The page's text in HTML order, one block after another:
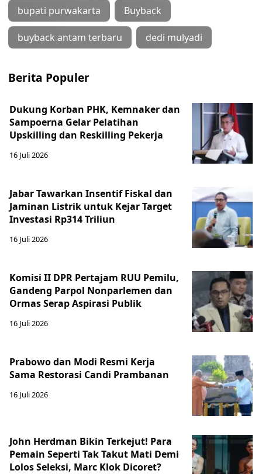
bupati purwakarta Buyback
buyback antam terbaru dedi mulyadi
Berita Populer
Dukung Korban PHK, Kemnaker dan
Sampoerna Gelar Pelatihan
Upskilling dan Reskilling Pekerja
16 Juli 2026
Jabar Tawarkan Insentif Fiskal dan
Jaminan Listrik untuk Kejar Target
Investasi Rp314 Triliun
16 Juli 2026
Komisi II DPR Pertajam RUU Pemilu,
Gandeng Parpol Nonparlemen dan
Ormas Serap Aspirasi Publik
16 Juli 2026
Prabowo dan Modi Resmi Kerja
Sama Restorasi Candi Prambanan
16 Juli 2026
John Herdman Bikin Terkejut! Para
Pemain Seperti Tak Takut Mati Demi
Lolos Seleksi, Marc Klok Dicoret?